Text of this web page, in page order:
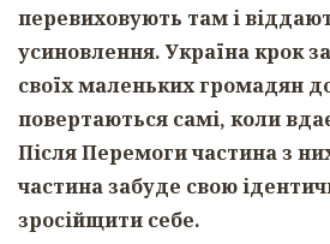
перевиховують там і
усиновлення. Україна крок
своїх маленьких громадян
повертаються самі, коли
Після Перемоги частина з
частина забуде свою
зросійщити себе.